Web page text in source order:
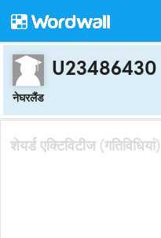
U23486430
नेघरलैंड
शेयर्ड एक्टिविटीज (गतिविधियां)